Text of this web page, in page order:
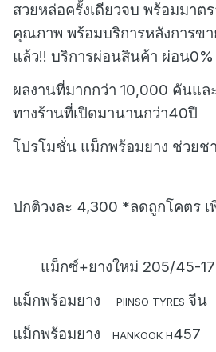
สวยหล่อครั้งเดียวจบ พร้อมมาต
คุณภาพ พร้อมบริการหลังการข
แล้ว!! บริการผ่อนสินค้า ผ่อน
ผลงานที่มากกว่า 10,000 คันแ
ทางร้านที่เปิดมานานกว่า40ปี
โปรโมชั่น แม็กพร้อมยาง ช่วยช
ปกติวงละ 4,300 *ลดถูกโคตร
แม็กซ์+ยางใหม่ 205/45-17
แม็กพร้อมยาง
PIINSO TYRES จีน
แม็กพร้อมยาง
HANKOOK H457